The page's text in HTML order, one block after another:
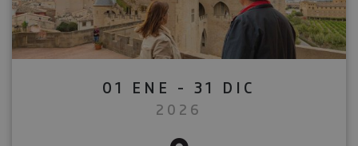
01 ENE - 31 DIC
2026